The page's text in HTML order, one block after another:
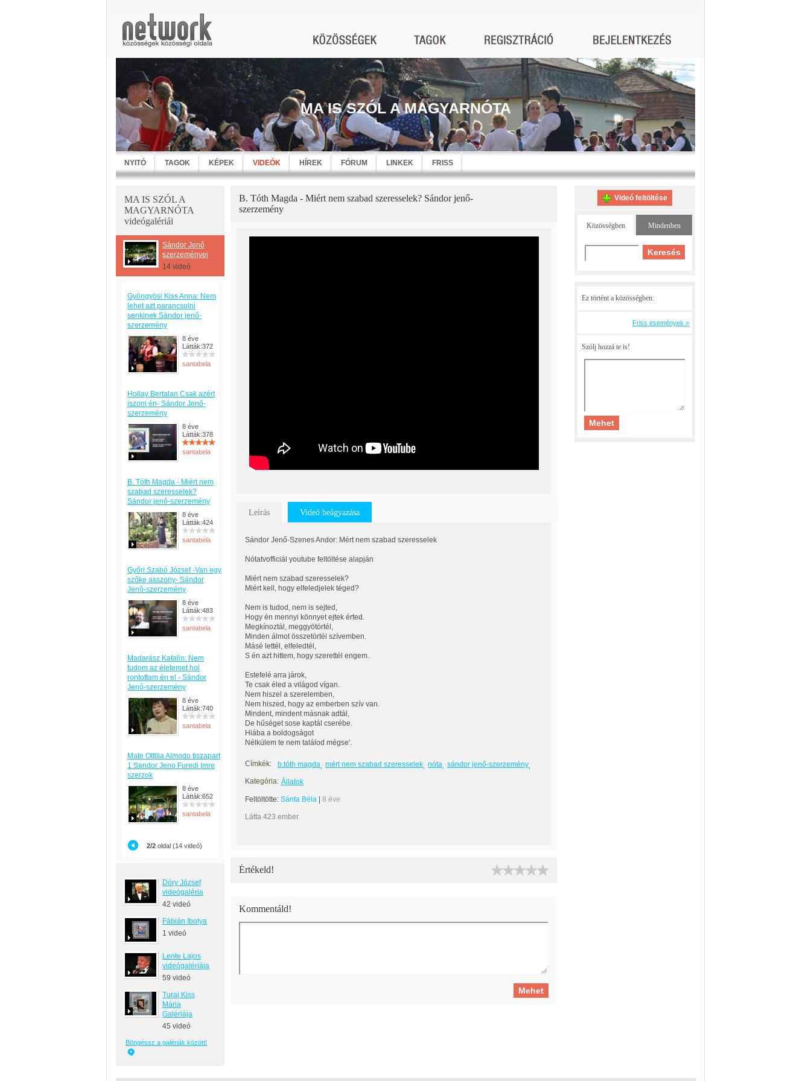
MA IS SZÓL A MAGYARNÓTA
NYITÓ TAGOK KÉPEK VIDEÓK HÍREK FÓRUM LINKEK FRISS
MA IS SZÓL A
MAGYARNÓTA
videógalériái
Sándor Jenő
szerzeményei
14 videó
Gyöngyösi Kiss Anna: Nem
lehet azt parancsolni
senkinek Sándor jenő-
szerzemény
8 éve
Látták:372
santabela
Hollay Bertalan Csak azért
iszom én- Sándor Jenő-
szerzemény
8 éve
Látták:378
santabela
B. Tóth Magda - Miért nem
szabad szeresselek?
Sándor jenő-szerzemény
8 éve
Látták:424
santabela
Győri Szabó József -Van egy
szőke asszony- Sándor
Jenő-szerzemény
8 éve
Látták:483
santabela
Madarász Katalin: Nem
tudom az életemet hol
rontottam én el - Sándor
Jenő-szerzemény
8 éve
Látták:740
santabela
Mate Ottilia Almodo tiszapart
1 Sandor Jeno Furedi Imre
szerzok
8 éve
Látták:652
santabela
2/2 oldal (14 videó)
Dóry József
videógaléria
42 videó
Fábián Ibolya
1 videó
Lente Lajos
videógalériája
59 videó
Turai Kiss
Mária
Galériája
45 videó
Böngéssz a galériák között!
B. Tóth Magda - Miért nem szabad szeresselek? Sándor jenő-
szerzemény
Leírás Videó beágyazása
Sándor Jenő-Szenes Andor: Mért nem szabad szeresselek
Nótatvofficiál youtube feltöltése alapján
Miért nem szabad szeresselek?
Miért kell, hogy elfeledjelek téged?
Nem is tudod, nem is sejted,
Hogy én mennyi könnyet ejtek érted.
Megkínoztál, meggyötörtél,
Minden álmot összetörtél szívemben.
Másé lettél, elfeledtél,
S én azt hittem, hogy szerettél engem.
Estefelé arra járok,
Te csak éled a világod vígan.
Nem hiszel a szerelemben,
Nem hiszed, hogy az emberben szív van.
Mindent, mindent másnak adtál,
De hűséget sose kaptál cserébe.
Hiába a boldogságot
Nélkülem te nem találod mégse'.
Címkék: b.tóth magda mért nem szabad szeresselek nóta sándor jenő-szerzemény
Kategória: Állatok
Feltöltötte: Sánta Béla 8 éve
Látta 423 ember.
Értékeld!
Kommentáld!
Videó feltöltése
Közösségben Mindenben
Ez történt a közösségben:
Friss események »
Szólj hozzá te is!